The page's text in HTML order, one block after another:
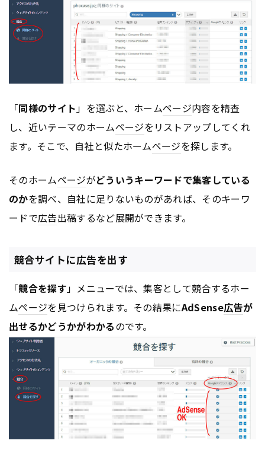
「同様のサイト」を選ぶと、ホームページ内容を精査
し、近いテーマのホームページをリストアップしてくれ
ます。そこで、自社と似たホームページを探します。
そのホームページがどういうキーワードで集客している
のかを調べ、自社に足りないものがあれば、そのキーワ
ードで広告出稿するなど展開ができます。
競合サイトに広告を出す
「競合を探す」メニューでは、集客として競合するホー
ムページを見つけられます。その結果にAdSense広告が
出せるかどうかがわかるのです。